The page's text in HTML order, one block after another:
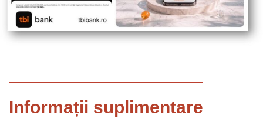
Informații suplimentare